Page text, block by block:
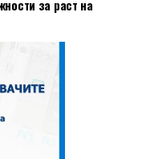
за раст на